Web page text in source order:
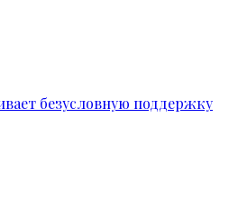
безусловную поддержку